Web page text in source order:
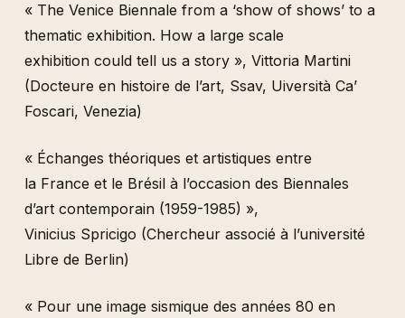
« The Venice Biennale from a ‘show of shows’ to a
thematic exhibition. How a large scale
exhibition could tell us a story », Vittoria Martini
(Docteure en histoire de l’art, Ssav, Uiversità Ca’
Foscari, Venezia)
« Échanges théoriques et artistiques entre
la France et le Brésil à l’occasion des Biennales
d’art contemporain (1959-1985) »,
Vinicius Spricigo (Chercheur associé à l’université
Libre de Berlin)
« Pour une image sismique des années 80 en